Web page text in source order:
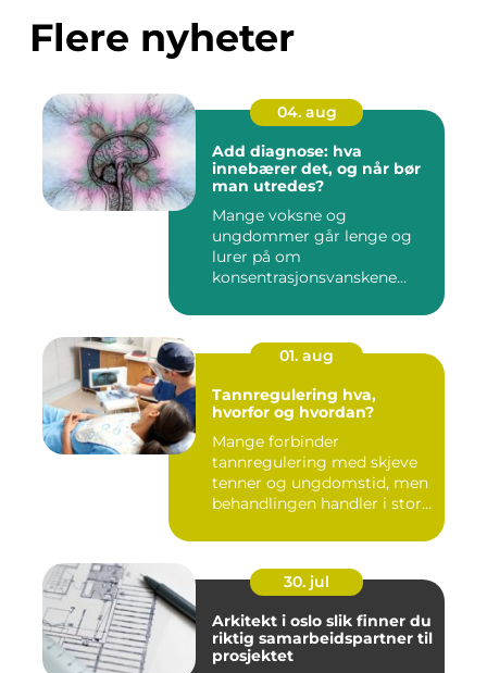
Flere nyheter
04. aug
Add diagnose: hva
innebærer det, og når bør
man utredes?
Mange voksne og
ungdommer går lenge og
lurer på om
konsentrasjonsvanskene
01. aug
Tannregulering hva,
hvorfor og hvordan?
Mange forbinder
tannregulering med skjeve
tenner og ungdomstid, men
behandlingen handler i stor
30. jul
Arkitekt i oslo slik finner du
riktig samarbeidspartner til
prosjektet